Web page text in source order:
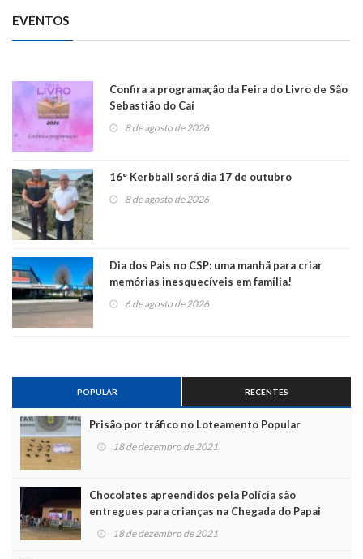
EVENTOS
Confira a programação da Feira do Livro de São
Sebastião do Caí
8 de agosto de 2026
16° Kerbball será dia 17 de outubro
8 de agosto de 2026
Dia dos Pais no CSP: uma manhã para criar
memórias inesquecíveis em família!
6 de agosto de 2026
POPULAR RECENTES
Prisão por tráfico no Loteamento Popular
18 de dezembro de 2021
Chocolates apreendidos pela Polícia são
entregues para crianças na Chegada do Papai
Noel
18 de dezembro de 2021